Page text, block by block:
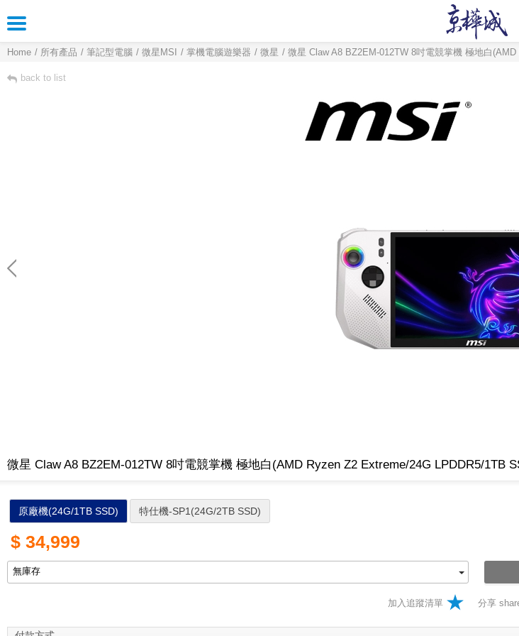
Home 所有產品 筆記型電腦 微星MSI 掌機電腦遊樂器 微星 微星 Claw A8 BZ2EM-012TW 8吋電競掌機 極地白
back to list
微星 Claw A8 BZ2EM-012TW 8吋電競掌機 極地白(AMD Ryzen Z2 Extreme/24G LPDDR5/1TB
原廠機(24G/1TB SSD) 特仕機-SP1(24G/2TB SSD)
$ 34,999
加入追蹤清單 分享